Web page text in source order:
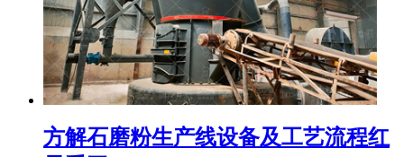
方解石磨粉生产线设备及工艺流程红